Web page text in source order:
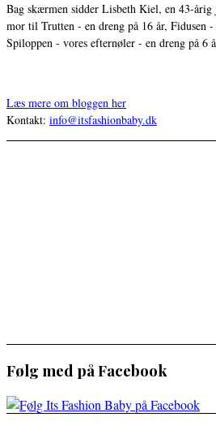
Bag skærmen sidder Lisbeth Kiel, en 43-
mor til Trutten - en dreng på 16 år, Fidusen
Spiloppen - vores efternøler - en dreng på 6
Læs mere om bloggen her
Kontakt: info@itsfashionbaby.dk
Følg med på Facebook